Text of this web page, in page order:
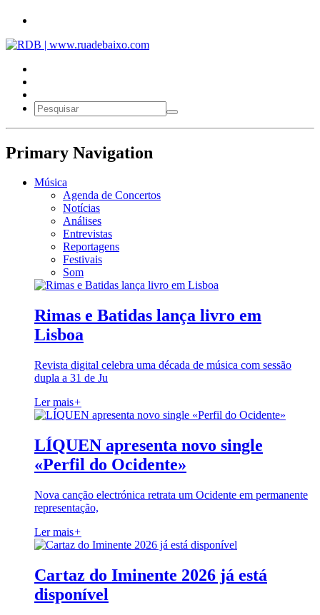
Primary Navigation
Música
Agenda de Concertos
Notícias
Análises
Entrevistas
Reportagens
Festivais
Som
Rimas e Batidas lança livro em
Lisboa
Revista digital celebra uma década de música com sessão
dupla a 31 de Ju
Ler mais+
LÍQUEN apresenta novo single
«Perfil do Ocidente»
Nova canção electrónica retrata um Ocidente em permanente
representação,
Ler mais+
Cartaz do Iminente 2026 já está
disponível